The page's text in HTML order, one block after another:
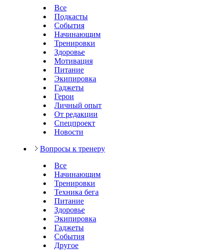
Все
Подкасты
События
Начинающим
Тренировки
Здоровье
Мотивация
Питание
Экипировка
Гаджеты
Герои
Личный опыт
От редакции
Спецпроект
Новости
Вопросы к тренеру
Все
Начинающим
Тренировки
Техника бега
Питание
Здоровье
Экипировка
Гаджеты
События
Другое